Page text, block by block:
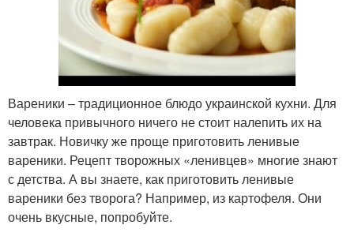
Вареники – традиционное блюдо украинской кухни. Для
человека привычного ничего не стоит налепить их на
завтрак. Новичку же проще приготовить ленивые
вареники. Рецепт творожных «ленивцев» многие знают
с детства. А вы знаете, как приготовить ленивые
вареники без творога? Например, из картофеля. Они
очень вкусные, попробуйте.